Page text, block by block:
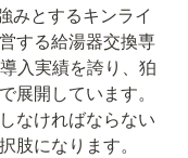
みとするキンライ
する給湯器交換専
入実績を誇り、狛
展開しています。
なければならない
肢になります。